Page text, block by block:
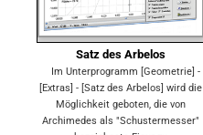
Satz des Arbelos
Im Unterprogramm [Geometrie] -
[Extras] - [Satz des Arbelos] wird die
Möglichkeit geboten, die von
Archimedes als "Schustermesser"